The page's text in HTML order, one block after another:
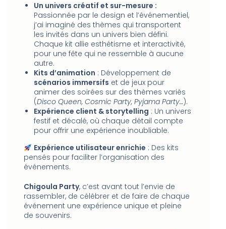
Un univers créatif et sur-mesure :
Passionnée par le design et l’événementiel,
j’ai imaginé des thèmes qui transportent
les invités dans un univers bien défini.
Chaque kit allie esthétisme et interactivité,
pour une fête qui ne ressemble à aucune
autre.
Kits d’animation : Développement de
scénarios immersifs et de jeux pour
animer des soirées sur des thèmes variés
(Disco Queen, Cosmic Party, Pyjama Party…).
Expérience client & storytelling : Un univers
festif et décalé, où chaque détail compte
pour offrir une expérience inoubliable.
Expérience utilisateur enrichie : Des kits
pensés pour faciliter l’organisation des
événements.
Chigoula Party, c’est avant tout l’envie de
rassembler, de célébrer et de faire de chaque
événement une expérience unique et pleine
de souvenirs.